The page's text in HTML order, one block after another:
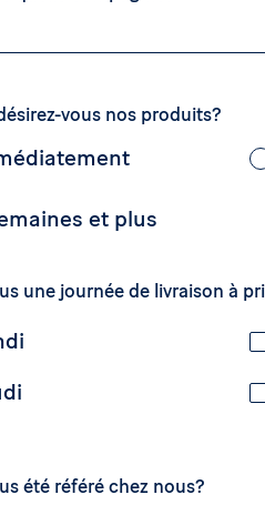
vous nos produits?
et plus
une journée de livraison à
été référé chez nous?